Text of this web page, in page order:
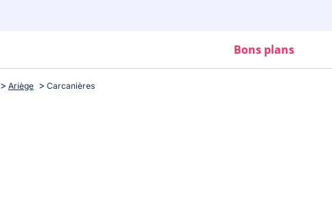
Bons plans
Ariège Carcanières